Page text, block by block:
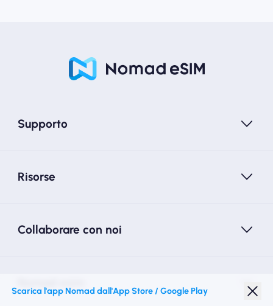
Supporto
Risorse
Collaborare con noi
Scarica l'app Nomad dall'App Store / Google Play